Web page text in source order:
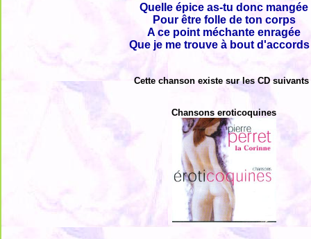
Quelle épice as-tu donc mangée
Pour être folle de ton corps
A ce point méchante enragée
Que je me trouve à bout
Cette chanson existe sur les CD suivants
Chansons eroticoquines